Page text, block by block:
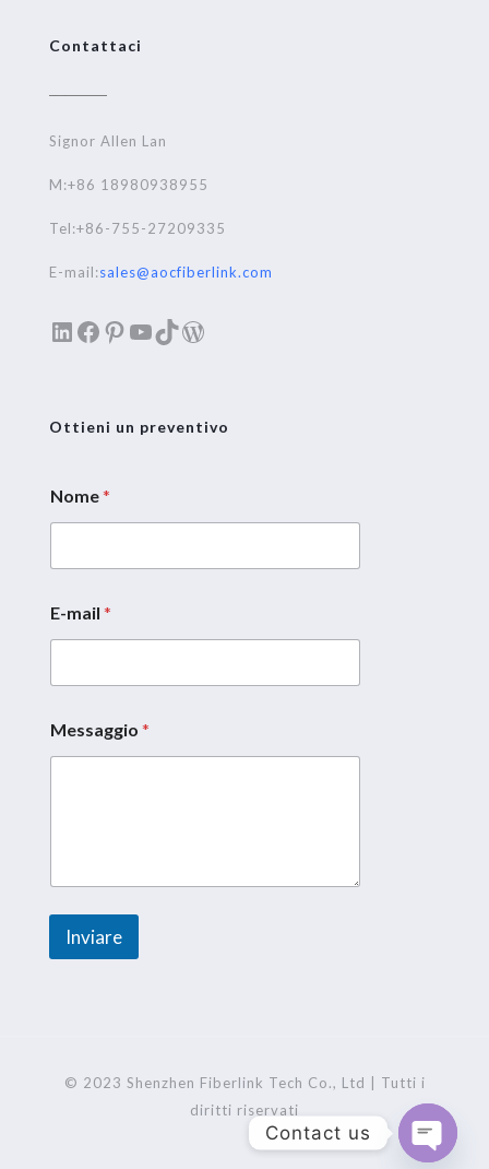
Contattaci
Signor Allen Lan
M:+86 18980938955
Tel:+86-755-27209335
E-mail:sales@aocfiberlink.com
LinkedIn
Facebook
Pinterest
YouTube
TikTok
WordPress
Ottieni un preventivo
Nome*
M
e
s
g
a
g
i
E-mail *
Messaggio *
Inviare
© 2023 Shenzhen Fiberlink Tech Co., Ltd | Tutti i
diritti riservati
Contact us